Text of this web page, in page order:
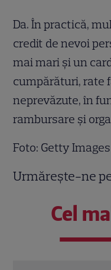
Da. În practică,
credit de nevoi
mai mari și un
cumpărături, rate
neprevăzute, în
rambursare și
Foto: Getty Images
Urmărește-ne
Cel